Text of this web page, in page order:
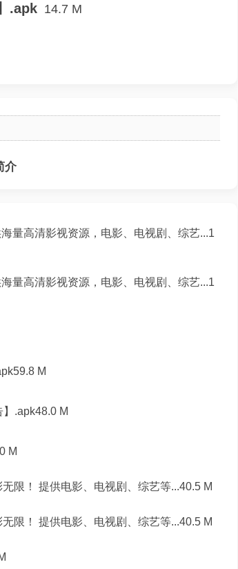
.apk 14.7 M
介
量高清影视资源，电影、电视剧、综艺...1
量高清影视资源，电影、电视剧、综艺...1
M
.apk48.0 M
M
限！ 提供电影、电视剧、综艺等...40.5 M
限！ 提供电影、电视剧、综艺等...40.5 M